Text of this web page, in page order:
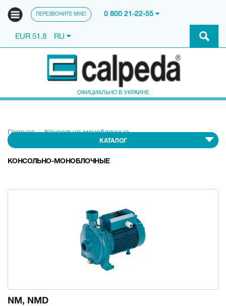
ПЕРЕЗВОНИТЕ МНЕ! 0 800 21-22-55
EUR 51.8 RU
ОФИЦИАЛЬНО В УКРАИНЕ
Главная Консольно-моноблочные
КАТАЛОГ
КОНСОЛЬНО-МОНОБЛОЧНЫЕ
NM, NMD